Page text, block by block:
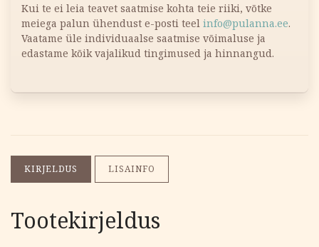
Kui te ei leia teavet saatmise kohta teie riiki, võtke
meiega palun ühendust e-posti teel info@pulanna.ee.
Vaatame üle individuaalse saatmise võimaluse ja
edastame kõik vajalikud tingimused ja hinnangud.
KIRJELDUS LISAINFO
Tootekirjeldus